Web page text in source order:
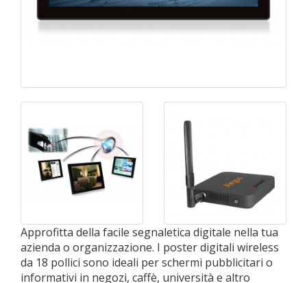
Approfitta della facile segnaletica digitale nella tua
azienda o organizzazione. I poster digitali wireless
da 18 pollici sono ideali per schermi pubblicitari o
informativi in negozi, caffè, università e altro